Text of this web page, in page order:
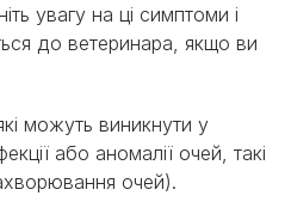
увагу на ці симптоми і
до ветеринара, якщо ви
можуть виникнути у
або аномалії очей, такі
очей).